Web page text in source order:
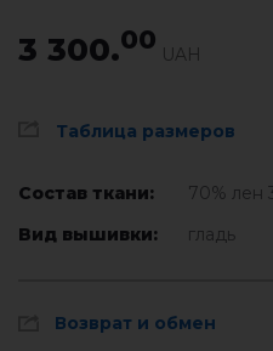
3 300.00 UAH
Таблица размеров
Состав ткани:
70% лен
Вид вышивки:
гладь
Возврат и обмен